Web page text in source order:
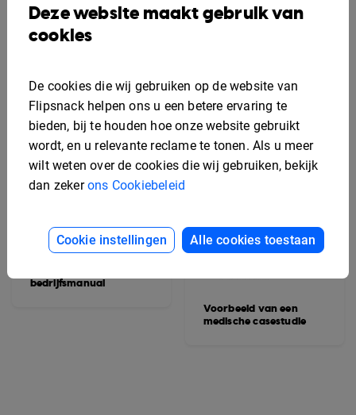
Voorbeeld van een
bedrijfsmanual
voor een
woningaanbieding
Voorbeeld van een
medische casestudie
Deze website maakt gebruik van
cookies
De cookies die wij gebruiken op de website van
Flipsnack helpen ons u een betere ervaring te
bieden, bij te houden hoe onze website gebruikt
wordt, en u relevante reclame te tonen. Als u meer
wilt weten over de cookies die wij gebruiken, bekijk
dan zekerons Cookiebeleid
Cookie instellingen Alle cookies toestaan